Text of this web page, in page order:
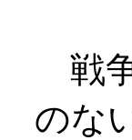
戦
のな